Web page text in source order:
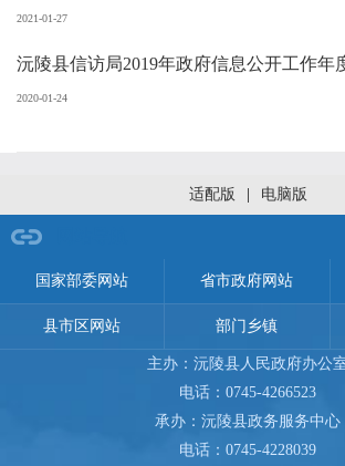
2021-01-27
沅陵县信访局2019年政府信息公开工作年
2020-01-24
适配版 电脑版
国家部委网站 省市政府网站
县市区网站 部门乡镇
主办：沅陵县人民政府办公
电话：0745-4266523
承办：沅陵县政务服务中心
电话：0745-4228039